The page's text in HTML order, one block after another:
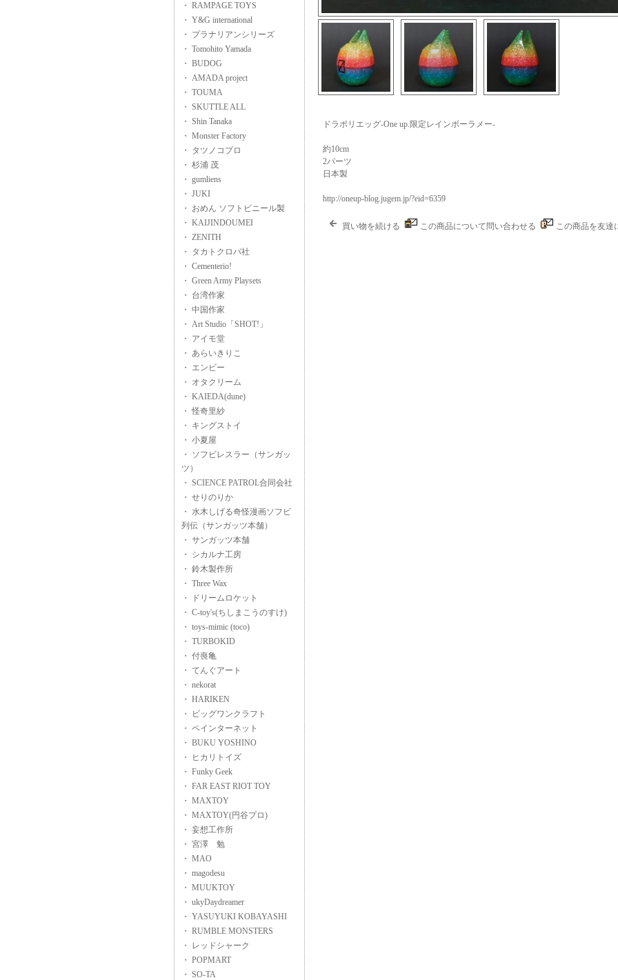
・ RAMPAGE TOYS
・ Y&G international
・ プラナリアンシリーズ
・ Tomohito Yamada
・ BUDOG
・ AMADA project
・ TOUMA
・ SKUTTLE ALL
・ Shin Tanaka
・ Monster Factory
・ タツノコプロ
・ 杉浦 茂
・ gumliens
・ JUKI
・ おめん ソフトビニール製
・ KAIJINDOUMEI
・ ZENITH
・ タカトクロバ社
・ Cementerio!
・ Green Army Playsets
・ 台湾作家
・ 中国作家
・ Art Studio「SHOT!」
・ アイモ堂
・ あらいきりこ
・ エンビー
・ オタクリーム
・ KAIEDA(dune)
・ 怪奇里紗
・ キングストイ
・ 小夏屋
・ ソフビレスラー（サンガッ
ツ）
・ SCIENCE PATROL合同会社
・ せりのりか
・ 水木しげる奇怪漫画ソフビ
列伝（サンガッツ本舗）
・ サンガッツ本舗
・ シカルナ工房
・ 鈴木製作所
・ Three Wax
・ ドリームロケット
・ C-toy's(ちしまこうのすけ)
・ toys-mimic (toco)
・ TURBOKID
・ 付喪亀
・ てんぐアート
・ nekorat
・ HARIKEN
・ ビッグワンクラフト
・ ペインターネット
・ BUKU YOSHINO
・ ヒカリトイズ
・ Funky Geek
・ FAR EAST RIOT TOY
・ MAXTOY
・ MAXTOY(円谷プロ)
・ 妄想工作所
・ 宮澤 勉
・ MAO
・ magodesu
・ MUUKTOY
・ ukyDaydreamer
・ YASUYUKI KOBAYASHI
・ RUMBLE MONSTERS
・ レッドシャーク
・ POPMART
・ SO-TA
ドラポリエッグ-One up.限定レインボーラメー-
約10cm
2パーツ
日本製
http://oneup-blog.jugem.jp/?eid=6359
買い物を続ける この商品について問い合わせる この商品を友達